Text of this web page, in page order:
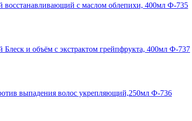
с маслом облепихи, 400мл Ф-735
и объём с экстрактом грейпфрукта, 400мл Ф-737
выпадения волос укрепляющий,250мл Ф-736